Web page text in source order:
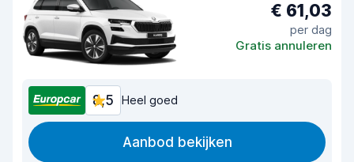
€ 61,03
per dag
Gratis annuleren
8,5 Heel goed
Aanbod bekijken